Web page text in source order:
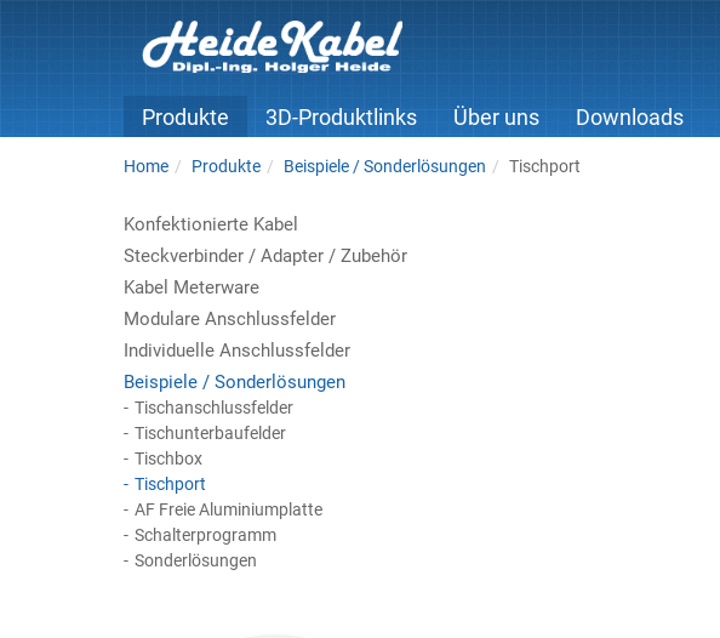
Produkte 3D-Produktlinks Über uns Downloads
Home Produkte Beispiele / Sonderlösungen Tischport
Konfektionierte Kabel
Steckverbinder / Adapter / Zubehör
Kabel Meterware
Modulare Anschlussfelder
Individuelle Anschlussfelder
Beispiele / Sonderlösungen
Tischanschlussfelder
Tischunterbaufelder
Tischbox
Tischport
AF Freie Aluminiumplatte
Schalterprogramm
Sonderlösungen